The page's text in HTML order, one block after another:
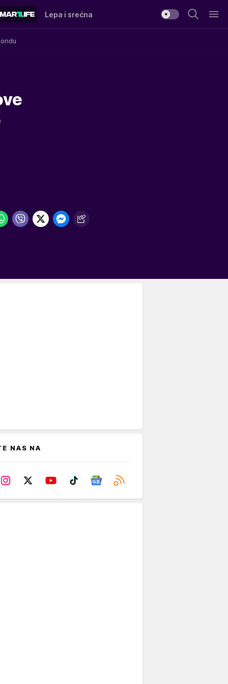
Lepa i srećna
NAS NA